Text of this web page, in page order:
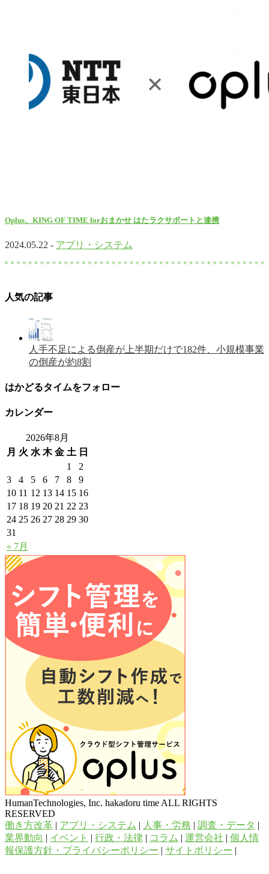
Oplus、KING OF TIME forおまかせ はたラクサポートと連携
2024.05.22 - アプリ・システム
人気の記事
人手不足による倒産が上半期だけで182件、小規模事業
の倒産が約8割
はかどるタイムをフォロー
カレンダー
2026年8月
月 火 水 木 金 土 日
« 7月
1
2
3
4 5 6 7 8
9
10 11 12 13 14 15 16
17 18 19 20 21 22 23
24 25 26 27 28 29 30
31
HumanTechnologies, Inc. hakadoru time ALL RIGHTS
RESERVED
働き方改革 | アプリ・システム | 人事・労務 | 調査・データ |
業界動向 | イベント | 行政・法律 | コラム | 運営会社 | 個人情
報保護方針・プライバシーポリシー | サイトポリシー |